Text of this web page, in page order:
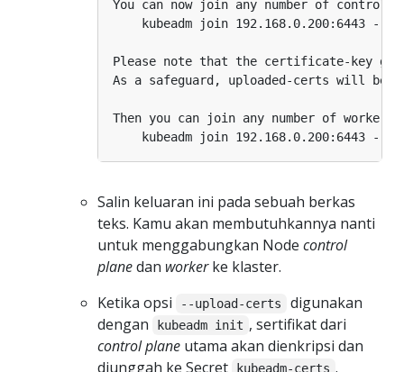
You can now join any number of
Salin keluaran ini pada sebuah berkas
teks. Kamu akan membutuhkannya nanti
untuk menggabungkan Node control
planedan workerke klaster.
Ketika opsi
--upload-certs
digunakan
dengan
kubeadm init , sertifikat dari
control plane utama akan dienkripsi dan
diunggah ke Secret
kubeadm-certs .